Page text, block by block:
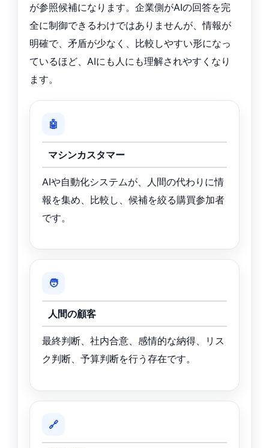
が参照候補になります。企業側がAIの回答を完
全に制御できるわけではありませんが、情報が
明確で、矛盾が少なく、比較しやすい形になっ
ているほど、AIにも人にも理解されやすくなり
ます。
🤖
マシンカスタマー
AIや自動化システムが、人間の代わりに情
報を集め、比較し、候補を絞る購買参加者
です。
🧑
人間の顧客
最終判断、社内合意、感情的な納得、リス
ク判断、予算判断を行う存在です。
🔗